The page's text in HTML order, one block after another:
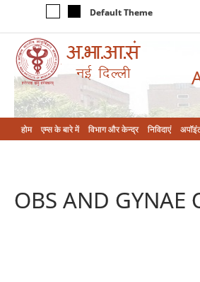
Default Theme
होम एम्‍स के बारे में विभाग और केन्‍द्र निविदाएं
OBS AND GYNAE